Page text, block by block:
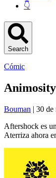
👇
Search
Cómic
Bouman | 30 de
Aftershock es
Aterriza ahora